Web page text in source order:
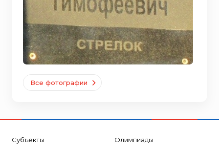
Все фотографии
Субъекты
Олимпиады